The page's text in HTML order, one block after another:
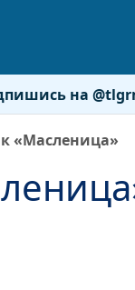
на
«Масленица»